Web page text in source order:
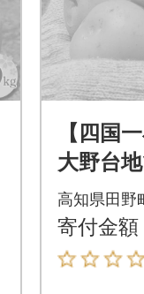
【四国
大野台
和6年産
『とう
高知県田野
寄付金額